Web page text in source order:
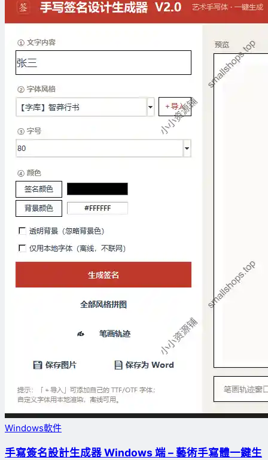
Windows軟件
手寫簽名設計生成器 Windows 端 – 藝術手寫體一鍵生